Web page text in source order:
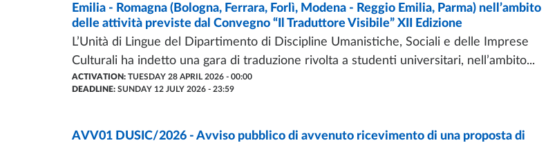
Emilia - Romagna (Bologna, Ferrara, Forlì, Modena - Reggio Emilia, Parma) nell’ambito
delle attività previste dal Convegno “Il Traduttore Visibile” XII Edizione
L’Unità di Lingue del Dipartimento di Discipline Umanistiche, Sociali e delle Imprese
Culturali ha indetto una gara di traduzione rivolta a studenti universitari, nell’ambito...
ACTIVATION: TUESDAY 28 APRIL 2026 - 00:00
DEADLINE: SUNDAY 12 JULY 2026 - 23:59
CALL OF PROPOSAL - LAST UPDATE:19/06/2026
AVV01 DUSIC/2026 - Avviso pubblico di avvenuto ricevimento di una proposta di